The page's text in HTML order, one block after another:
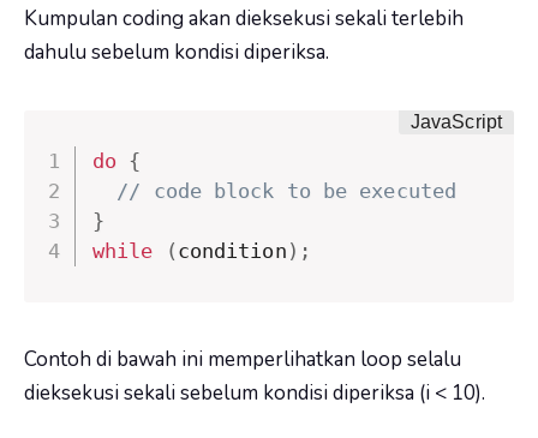
Kumpulan coding akan dieksekusi sekali terlebih
dahulu sebelum kondisi diperiksa.
do {
// code block to be executed
}
while
( condition ) ;
Contoh di bawah ini memperlihatkan loop selalu
dieksekusi sekali sebelum kondisi diperiksa (i < 10).